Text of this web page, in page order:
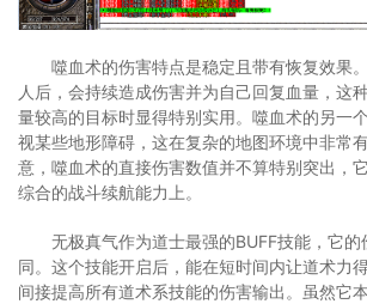
噬血术的伤害特点是稳定且带有恢复效果
人后，会持续造成伤害并为自己回复血量，这
量较高的目标时显得特别实用。噬血术的另一
视某些地形障碍，这在复杂的地图环境中非常
意，噬血术的直接伤害数值并不算特别突出，
综合的战斗续航能力上。
无极真气作为道士最强的BUFF技能，它
同。这个技能开启后，能在短时间内让道术力
间接提高所有道术系技能的伤害输出。虽然它